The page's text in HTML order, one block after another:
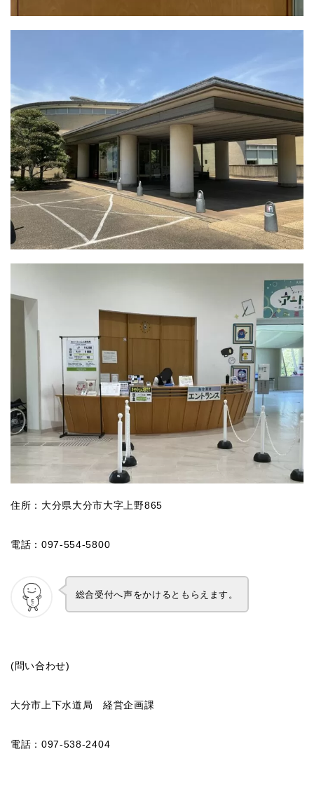
住所：大分県大分市大字上野865
電話：097-554-5800
総合受付へ声をかけるともらえます。
(問い合わせ)
大分市上下水道局 経営企画課
電話：097-538-2404